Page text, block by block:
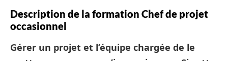
Description de la formation Chef de projet
occasionnel
Gérer un projet et l’équipe chargée de le